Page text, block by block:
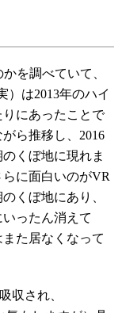
を調べていて、
）は2013年のハイ
にあったことで
ら推移し、2016
くぼ地に現れま
に面白いのがVR
くぼ地にあり、
ったん消えて
た居なくなって
収され、